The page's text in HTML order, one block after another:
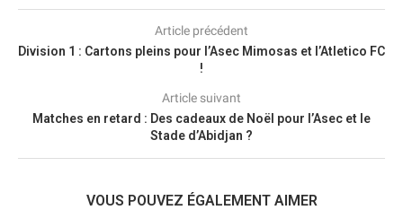
Article précédent
Division 1 : Cartons pleins pour l’Asec Mimosas et l’Atletico FC
!
Article suivant
Matches en retard : Des cadeaux de Noël pour l’Asec et le
Stade d’Abidjan ?
VOUS POUVEZ ÉGALEMENT AIMER